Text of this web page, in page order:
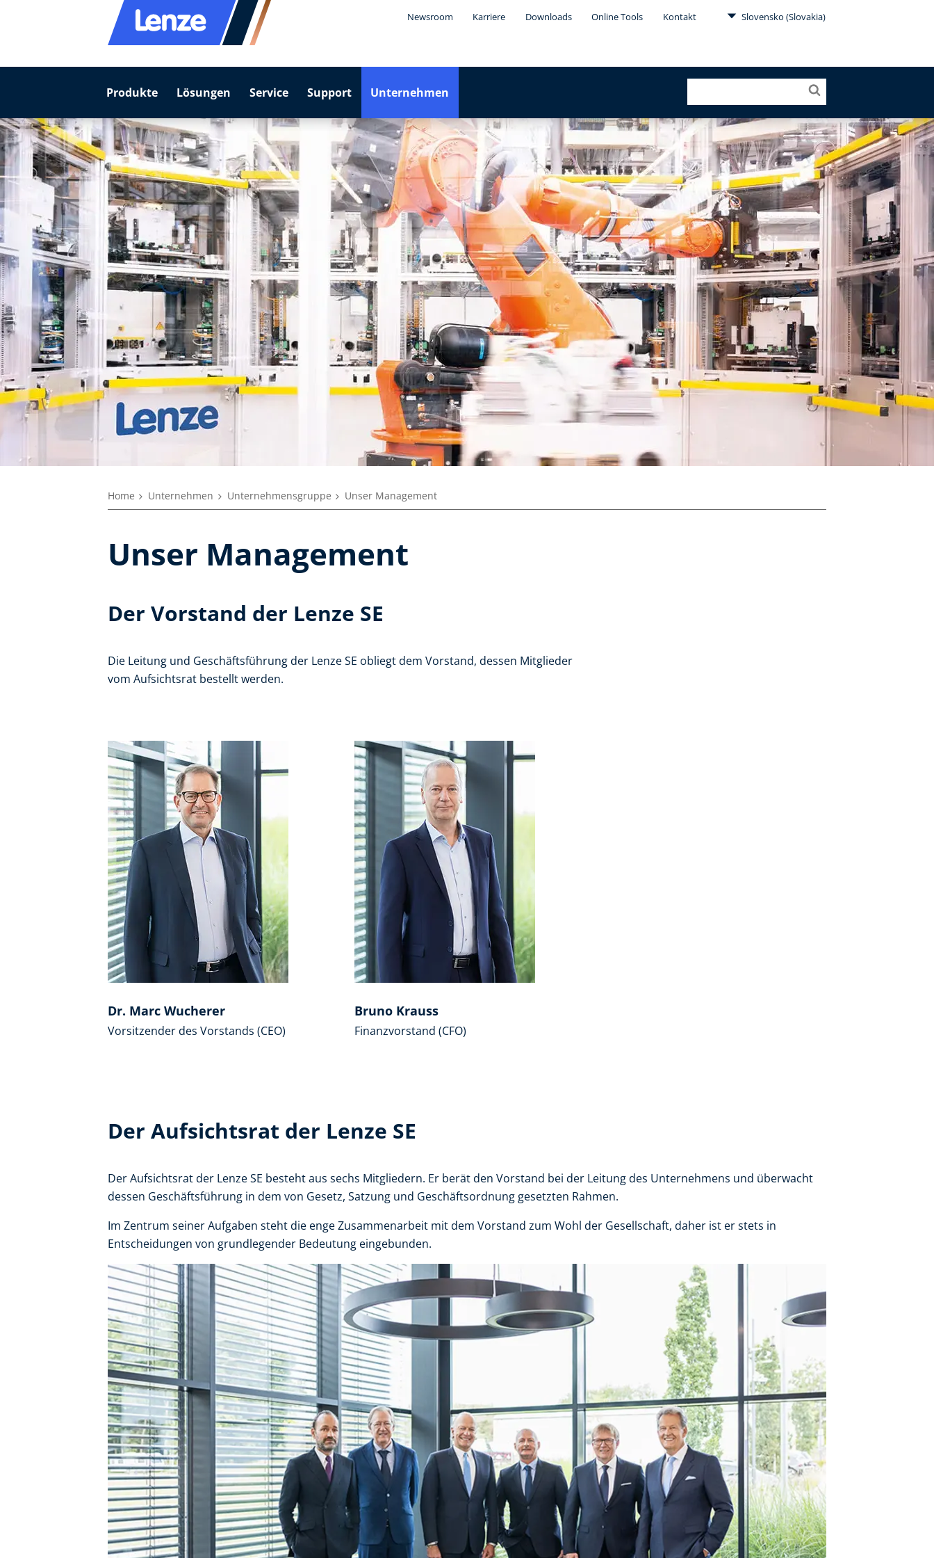
Newsroom Karriere Downloads Online Tools Kontakt Slovensko (Slovakia)
Produkte Lösungen Service Support Unternehmen
Home Unternehmen Unternehmensgruppe Unser Management
Unser Management
Der Vorstand der Lenze SE
Die Leitung und Geschäftsführung der Lenze SE obliegt dem Vorstand, dessen Mitglieder
vom Aufsichtsrat bestellt werden.
Dr. Marc Wucherer
Vorsitzender des Vorstands (CEO)
Bruno Krauss
Finanzvorstand (CFO)
Der Aufsichtsrat der Lenze SE
Der Aufsichtsrat der Lenze SE besteht aus sechs Mitgliedern. Er berät den Vorstand bei der Leitung des Unternehmens und überwacht
dessen Geschäftsführung in dem von Gesetz, Satzung und Geschäftsordnung gesetzten Rahmen.
Im Zentrum seiner Aufgaben steht die enge Zusammenarbeit mit dem Vorstand zum Wohl der Gesellschaft, daher ist er stets in
Entscheidungen von grundlegender Bedeutung eingebunden.